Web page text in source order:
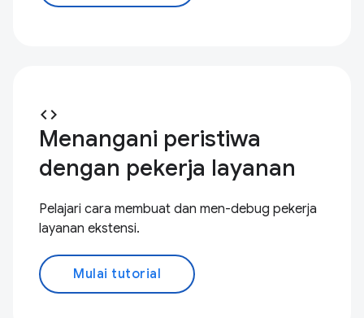
code
Menangani peristiwa
dengan pekerja layanan
Pelajari cara membuat dan men-debug pekerja
layanan ekstensi.
Mulai tutorial